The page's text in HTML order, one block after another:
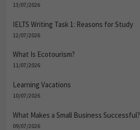
13/07/2026
IELTS Writing Task 1: Reasons for Study
12/07/2026
What Is Ecotourism?
11/07/2026
Learning Vacations
10/07/2026
What Makes a Small Business Successful?
09/07/2026